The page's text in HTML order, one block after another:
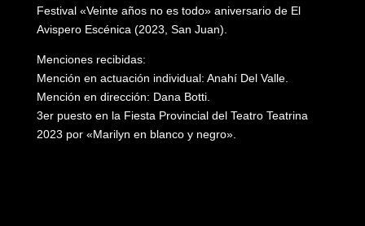
Festival «Veinte años no es todo» aniversario de El
Avispero Escénica (2023, San Juan).
Menciones recibidas:
Mención en actuación individual: Anahí Del Valle.
Mención en dirección: Dana Botti.
3er puesto en la Fiesta Provincial del Teatro Teatrina
2023 por «Marilyn en blanco y negro».